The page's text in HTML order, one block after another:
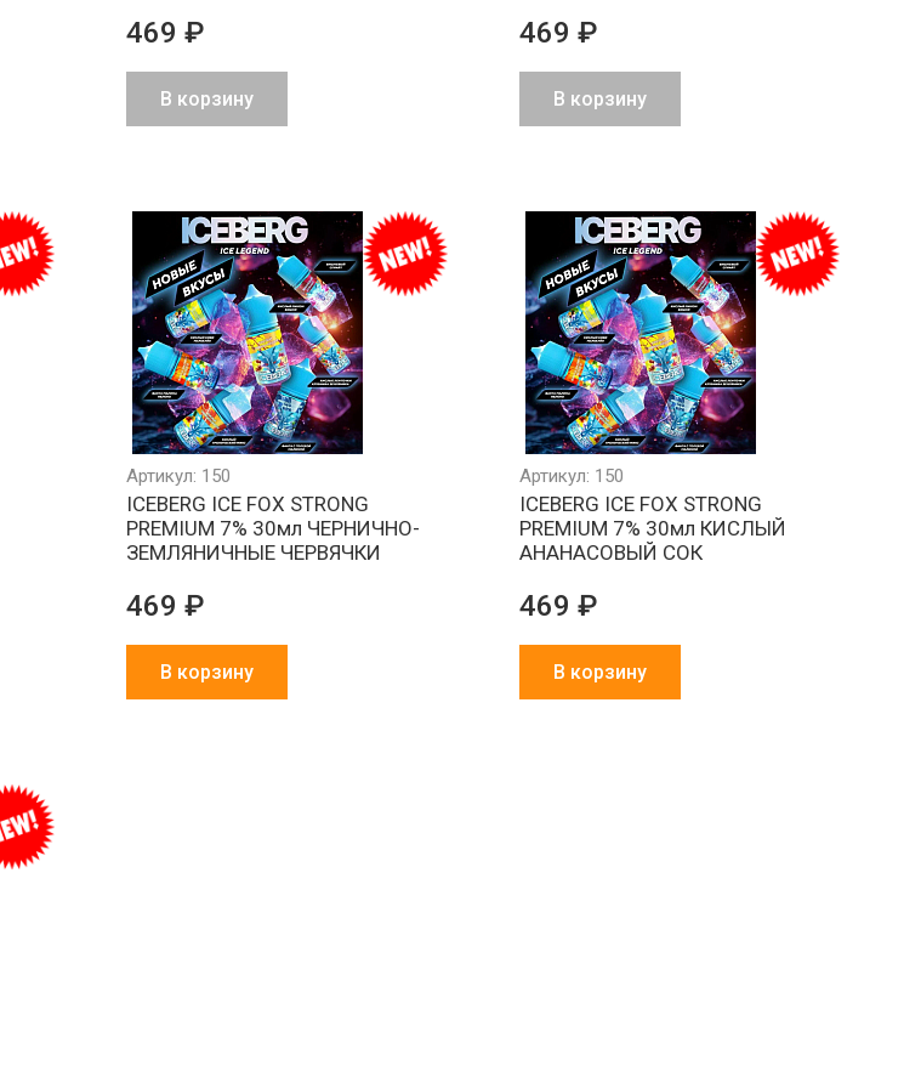
Агрессивно
низкие цены
Более 1500
партнеров в РФ
и СНГ
Минимальный
заказ 1000 ₽
Все товары
в наличии
на складе
469 ₽
В корзину
469 ₽
В корзину
Артикул: 150
ICEBERG ICE FOX STRONG
PREMIUM 7% 30мл ЧЕРНИЧНО-
ЗЕМЛЯНИЧНЫЕ ЧЕРВЯЧКИ
469 ₽
В корзину
Артикул: 150
ICEBERG ICE FOX STRONG
PREMIUM 7% 30мл КИСЛЫЙ
АНАНАСОВЫЙ СОК
469 ₽
В корзину